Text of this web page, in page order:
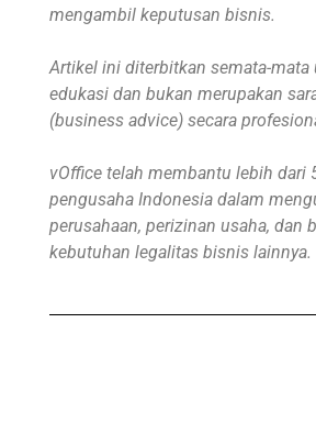
mengambil keputusan bisnis.
Artikel ini diterbitkan semata-mata
edukasi dan bukan merupakan
(business advice) secara
vOffice telah membantu lebih dari
pengusaha Indonesia dalam
perusahaan, perizinan usaha, dan
kebutuhan legalitas bisnis lainnya.